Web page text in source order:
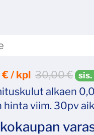
€ / kpl 30,00 €
alkaen
hinta viim. 30pv